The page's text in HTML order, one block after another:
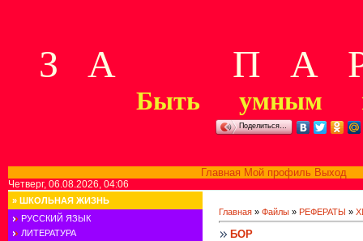
З А П А Р
Быть умным
Поделиться…
Главная Мой профиль Выход
Четверг, 06.08.2026, 04:06
» ШКОЛЬНАЯ ЖИЗНЬ
РУССКИЙ ЯЗЫК
ЛИТЕРАТУРА
Главная » Файлы » РЕФЕРАТЫ »
БОР